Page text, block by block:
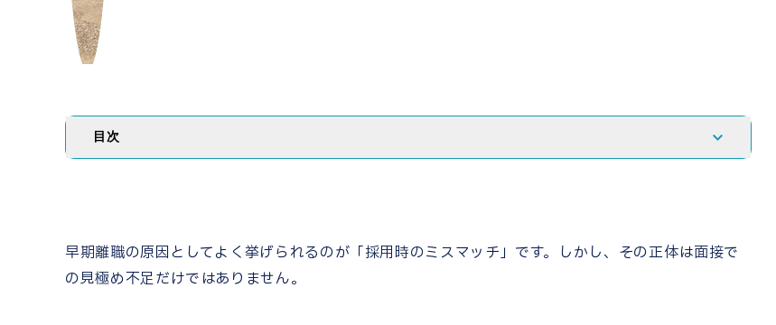
目次
早期離職の原因としてよく挙げられるのが「採用時のミスマッチ」です。しかし、その正体は面接で
の見極め不足だけではありません。